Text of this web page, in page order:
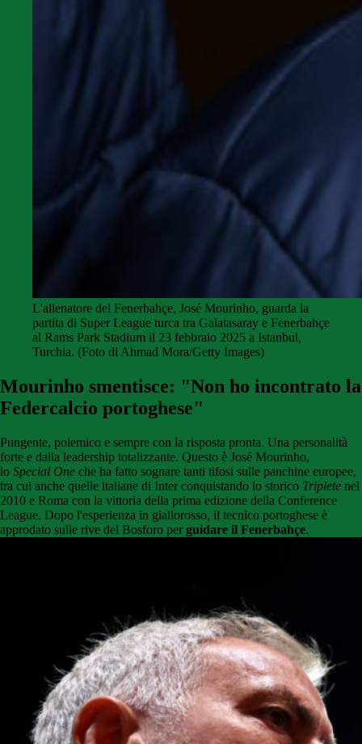
L'allenatore del Fenerbahçe, José Mourinho, guarda la
partita di Super League turca tra Galatasaray e Fenerbahçe
al Rams Park Stadium il 23 febbraio 2025 a Istanbul,
Turchia. (Foto di Ahmad Mora/Getty Images)
Mourinho smentisce: "Non ho incontrato la
Federcalcio portoghese"
Pungente, polemico e sempre con la risposta pronta. Una personalità
forte e dalla leadership totalizzante. Questo è José Mourinho,
lo Special One che ha fatto sognare tanti tifosi sulle panchine europee,
tra cui anche quelle italiane di Inter conquistando lo storico Triplete nel
2010 e Roma con la vittoria della prima edizione della Conference
League. Dopo l'esperienza in giallorosso, il tecnico portoghese è
approdato sulle rive del Bosforo per guidare il Fenerbahçe.